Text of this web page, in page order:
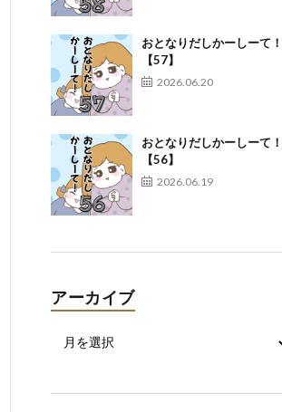
おとなりだしかーしーて！
【57】
2026.06.20
おとなりだしかーしーて！
【56】
2026.06.19
アーカイブ